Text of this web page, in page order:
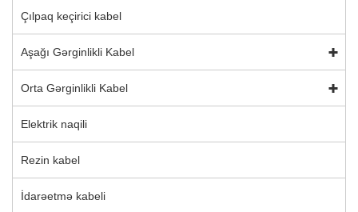
Çılpaq keçirici kabel
Aşağı Gərginlikli Kabel
Orta Gərginlikli Kabel
Elektrik naqili
Rezin kabel
İdarəetmə kabeli